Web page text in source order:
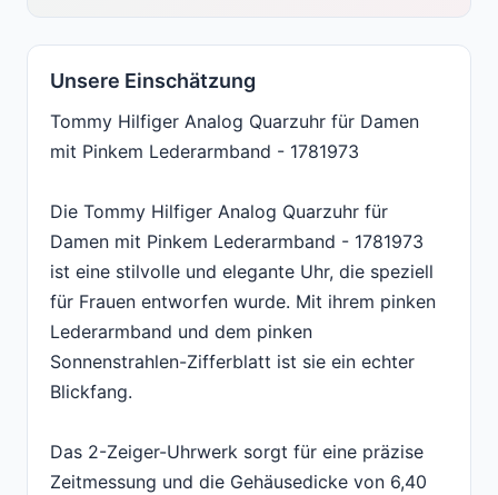
Unsere Einschätzung
Tommy Hilfiger Analog Quarzuhr für Damen
mit Pinkem Lederarmband - 1781973
Die Tommy Hilfiger Analog Quarzuhr für
Damen mit Pinkem Lederarmband - 1781973
ist eine stilvolle und elegante Uhr, die speziell
für Frauen entworfen wurde. Mit ihrem pinken
Lederarmband und dem pinken
Sonnenstrahlen-Zifferblatt ist sie ein echter
Blickfang.
Das 2-Zeiger-Uhrwerk sorgt für eine präzise
Zeitmessung und die Gehäusedicke von 6,40